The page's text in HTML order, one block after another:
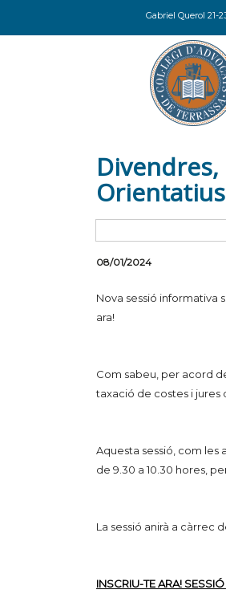
Gabriel Querol 21-
Orientatius
08/01/2024
Nova sessió informativa
ara!
Com sabeu, per acord
taxació de costes i jures
Aquesta sessió, com les
de 9.30 a 10.30 hores,
La sessió anirà a càrrec
INSCRIU-TE ARA!